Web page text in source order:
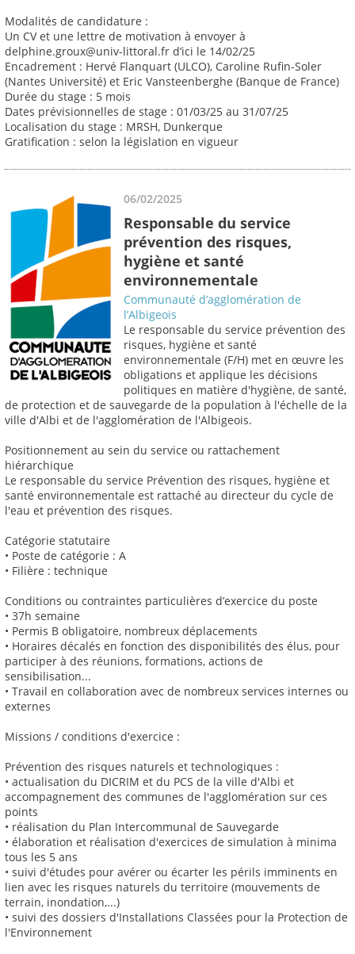
Modalités de candidature :
Un CV et une lettre de motivation à envoyer à
delphine.groux@univ-littoral.fr d’ici le 14/02/25
Encadrement : Hervé Flanquart (ULCO), Caroline Rufin-Soler
(Nantes Université) et Eric Vansteenberghe (Banque de France)
Durée du stage : 5 mois
Dates prévisionnelles de stage : 01/03/25 au 31/07/25
Localisation du stage : MRSH, Dunkerque
Gratification : selon la législation en vigueur
06/02/2025
Responsable du service
prévention des risques,
hygiène et santé
environnementale
Communauté d’agglomération de
l’Albigeois
Le responsable du service prévention des
risques, hygiène et santé
environnementale (F/H) met en œuvre les
obligations et applique les décisions
politiques en matière d'hygiène, de santé,
de protection et de sauvegarde de la population à l'échelle de la
ville d'Albi et de l'agglomération de l'Albigeois.
Positionnement au sein du service ou rattachement
hiérarchique
Le responsable du service Prévention des risques, hygiène et
santé environnementale est rattaché au directeur du cycle de
l'eau et prévention des risques.
Catégorie statutaire
• Poste de catégorie : A
• Filière : technique
Conditions ou contraintes particulières d’exercice du poste
• 37h semaine
• Permis B obligatoire, nombreux déplacements
• Horaires décalés en fonction des disponibilités des élus, pour
participer à des réunions, formations, actions de
sensibilisation...
• Travail en collaboration avec de nombreux services internes ou
externes
Missions / conditions d'exercice :
Prévention des risques naturels et technologiques :
• actualisation du DICRIM et du PCS de la ville d'Albi et
accompagnement des communes de l'agglomération sur ces
points
• réalisation du Plan Intercommunal de Sauvegarde
• élaboration et réalisation d'exercices de simulation à minima
tous les 5 ans
• suivi d'études pour avérer ou écarter les périls imminents en
lien avec les risques naturels du territoire (mouvements de
terrain, inondation,...)
• suivi des dossiers d'Installations Classées pour la Protection de
l'Environnement